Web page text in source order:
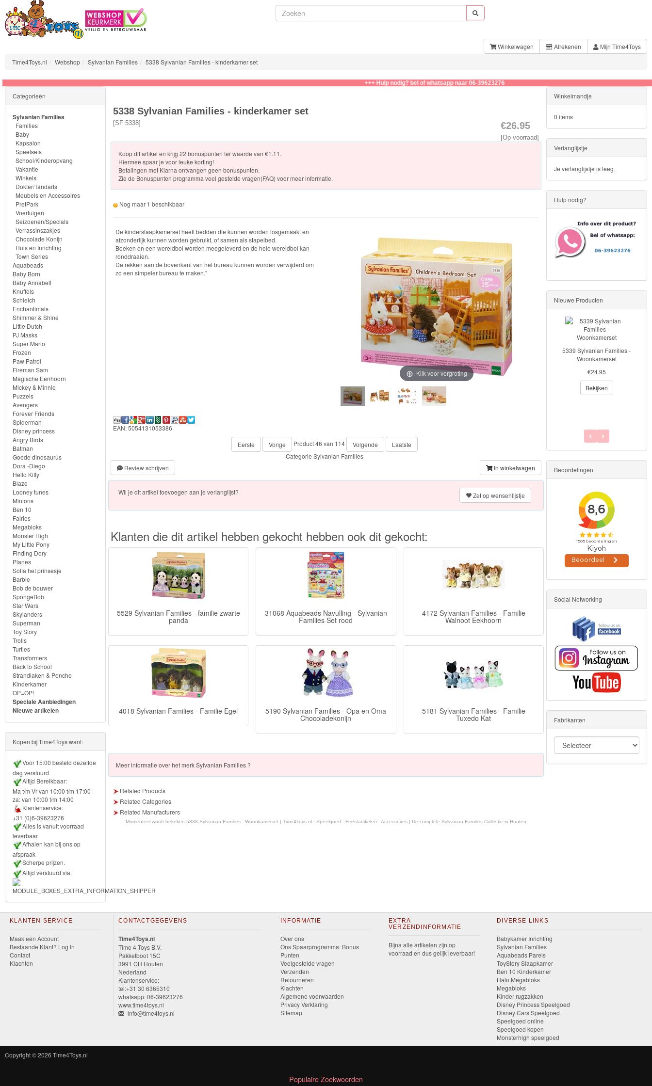
Winkelwagen Afrekenen Mijn Time4Toys
Sylvanian
Families
Families
Baby
Kapsalon
Speelsets
School/Kinderopvang
Vakantie
Winkels
Dokter/Tandarts
Meubels
en
Accessoires
PretPark
Voertuigen
Seizoenen/Specials
Verrassinszakjes
Chocolade
Konijn
Huis
en
Inrichting
Town
Series
Aquabeads
Baby
Born
Baby
Annabell
Knuffels
Schleich
Enchantimals
Shimmer
&
Shine
Little
Dutch
PJ
Masks
Super
Mario
Frozen
Paw
Patrol
Fireman
Sam
Puzzels
Time4Toys.nl Webshop Sylvanian Families 5338 Sylvanian Families - kinderkamer set
+++ Hulp nodig? bel of whatsapp naar 06-39623276
€26.95
[Op voorraad]
5338 Sylvanian Families - kinderkamer set
[SF 5338]
Koop dit artikel en krijg 22 bonuspunten ter waarde van €1.11.
Hiermee spaar je voor leuke korting!
Betalingen met Klarna ontvangen geen bonuspunten.
Zie de Bonuspunten programma veel gestelde vragen(FAQ) voor meer informatie.
Nog maar 1 beschikbaar
Klik voor vergroting
De kinderslaapkamerset heeft bedden die kunnen worden losgemaakt en
afzonderlijk kunnen worden gebruikt, of samen als stapelbed.
Boeken en een wereldbol worden meegeleverd en de hele wereldbol kan
ronddraaien.
De rekken aan de bovenkant van het bureau kunnen worden verwijderd om
zo een simpeler bureau te maken."
EAN: 5054131053386
Eerste
Vorige Product 46 van 114 Volgende
Laatste
CategorieSylvanian Families
Review schrijven
In winkelwagen
Wil je dit artikel toevoegen aan je verlanglijst? Zet op wensenlijstje
Klanten die dit artikel hebben gekocht hebben ook dit gekocht:
5529 Sylvanian Families - familie zwarte
panda
31068 Aquabeads Navulling - Sylvanian
Families Set rood
4172 Sylvanian Families - Familie
Walnoot Eekhoorn
4018 Sylvanian Families - Familie Egel 5190 Sylvanian Families - Opa en Oma
Chocoladekonijn
5181 Sylvanian Families - Familie
Tuxedo Kat
Meerinformatie over het merkSylvanian Families ?
Related Products
Related Categories
Related Manufacturers
Momenteel wordt bekeken:5338 Sylvanian Families - Woonkamerset | Time4Toys.nl - Speelgoed - Feestartikelen - Accessoires | De complete Sylvanian Families Collectie in Houten
Categorieën
Sylvanian Families
Families
Baby
Kapsalon
Speelsets
School/Kinderopvang
Vakantie
Winkels
Dokter/Tandarts
Meubels en Accessoires
PretPark
Voertuigen
Seizoenen/Specials
Verrassinszakjes
Chocolade Konijn
Huis en Inrichting
Town Series
Aquabeads
Baby Born
Baby Annabell
Knuffels
Schleich
Enchantimals
Shimmer & Shine
Little Dutch
PJ Masks
Super Mario
Frozen
Paw Patrol
Fireman Sam
Magische Eenhoorn
Mickey & Minnie
Puzzels
Avengers
Forever Friends
Spiderman
Disney princess
Angry Birds
Batman
Goede dinosaurus
Dora -Diego
Hello Kitty
Blaze
Looney tunes
Minions
Ben 10
Fairies
Megabloks
Monster High
My Little Pony
Finding Dory
Planes
Sofia het prinsesje
Barbie
Bob de bouwer
SpongeBob
Star Wars
Skylanders
Superman
Toy Story
Trolls
Turtles
Transformers
Back to School
Strandlaken & Poncho
Kinderkamer
OP=OP!
Speciale Aanbiedingen
Nieuwe artikelen
Kopen bij Time4Toys want:
Voor 15:00 besteld dezelfde
dag verstuurd
Altijd Bereikbaar:
Ma t/m Vr van 10:00 t/m 17:00
za: van 10:00 t/m 14:00
Klantenservice:
+31 (0)6-39623276
Alles is vanuit voorraad
leverbaar
Afhalen kan bij ons op
afspraak
Scherpe prijzen.
Altijd verstuurd via:
Winkelmandje
0 items
Verlanglijstje
Je verlanglijstje is leeg.
Hulp nodig?
Nieuwe Producten
5339 Sylvanian Families -
Woonkamerset
€24.95
5337 Sylvanian Families -
Drieling Marshmellow muis
€14.95
Bekijken
Beoordelingen
Social Networking
Fabrikanten
KLANTEN SERVICE
Maak een Account
Bestaande Klant? Log In
Contact
Klachten
CONTACTGEGEVENS
Time4Toys.nl
Time 4 Toys B.V.
Pakketboot 15C
3991 CH Houten
Nederland
Klantenservice:
tel:+31 30 6365310
whatsapp: 06-39623276
www.time4toys.nl
- info@time4toys.nl
INFORMATIE
Over ons
Ons Spaarprogramma: Bonus
Punten
Veelgestelde vragen
Verzenden
Retourneren
Klachten
Algemene voorwaarden
Privacy Verklaring
Sitemap
EXTRA
VERZENDINFORMATIE
Bijna alle artikelen zijn op
voorraad en dus gelijk leverbaar!
DIVERSE LINKS
Babykamer Inrichting
Sylvanian Families
Aquabeads Parels
ToyStory Slaapkamer
Ben 10 Kinderkamer
Halo Megabloks
Megabloks
Kinder rugzakken
Disney Princess Speelgoed
Disney Cars Speelgoed
Speelgoed online
Speelgoed kopen
Monsterhigh speelgoed
Copyright © 2026 Time4Toys.nl
Populaire Zoekwoorden